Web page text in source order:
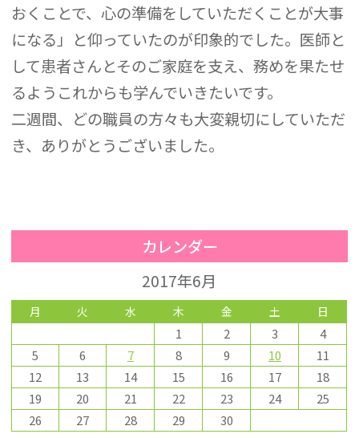
おくことで、心の準備をしていただくことが大事
になる」と仰っていたのが印象的でした。医師と
して患者さんとそのご家庭を支え、務めを果たせ
るようこれからも学んでいきたいです。
二週間、どの職員の方々も大変親切にしていただ
き、ありがとうございました。
カレンダー
2017年6月
月 火 水 木 金 土 日
1 2 3
4
5
6 7 8 9 10
11
12
13 14 15 16 17
18
19
20 21 22 23 24
25
26
27 28 29 30